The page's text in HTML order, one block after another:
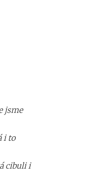
jsme
i to
cibuli i